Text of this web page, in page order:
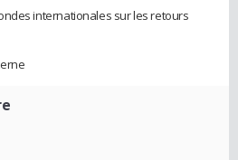
internationales sur les retours